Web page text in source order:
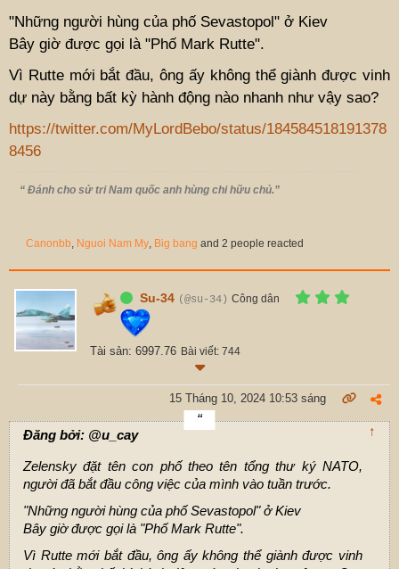
"Những người hùng của phố Sevastopol" ở Kiev
Bây giờ được gọi là "Phố Mark Rutte".
Vì Rutte mới bắt đầu, ông ấy không thể giành được vinh
dự này bằng bất kỳ hành động nào nhanh như vậy sao?
https://twitter.com/MyLordBebo/status/184584518191378
8456
“ Đánh cho sử tri Nam quốc anh hùng chi hữu chủ.”
Canonbb Nguoi Nam My Big bang and 2 people reacted
Su-34 (@su-34) Công dân
Tài sản: 6997.76 Bài viết: 744
15 Tháng 10, 2024 10:53 sáng
Đăng bởi: @u_cay ↑
Zelensky đặt tên con phố theo tên tổng thư ký NATO,
người đã bắt đầu công việc của mình vào tuần trước.
"Những người hùng của phố Sevastopol" ở Kiev
Bây giờ được gọi là "Phố Mark Rutte".
Vì Rutte mới bắt đầu, ông ấy không thể giành được vinh